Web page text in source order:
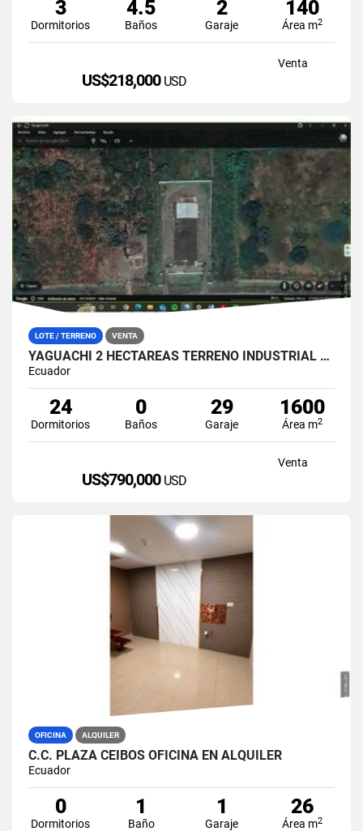
3
Dormitorios
4.5
Baños
2
Garaje
140
Área m2
Venta
US$218,000 USD
LOTE / TERRENO VENTA
YAGUACHI 2 HECTÁREAS TERRENO INDUSTRIAL EN VENTA | VIA MILAGRO KM 26
Ecuador
24
Dormitorios
0
Baños
29
Garaje
1600
Área m2
Venta
US$790,000 USD
OFICINA ALQUILER
C.C. PLAZA CEIBOS OFICINA EN ALQUILER
Ecuador
0
Dormitorios
1
Baño
1
Garaje
26
Área m2